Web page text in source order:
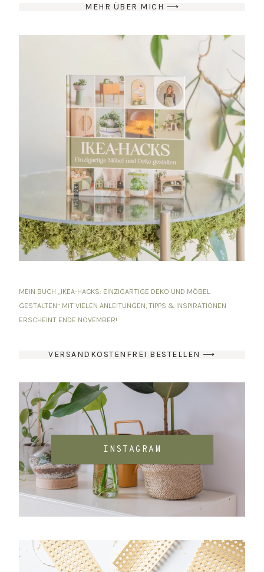
MEHR ÜBER MICH ⟶
MEIN BUCH „IKEA-HACKS: EINZIGARTIGE DEKO UND MÖBEL
GESTALTEN“ MIT VIELEN ANLEITUNGEN, TIPPS & INSPIRATIONEN
ERSCHEINT ENDE NOVEMBER!
VERSANDKOSTENFREI BESTELLEN ⟶
INSTAGRAM